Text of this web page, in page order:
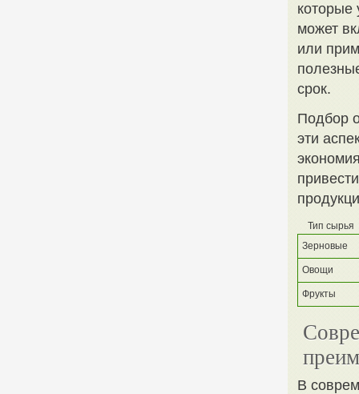
которые
может
или
срок.
Подбор
эти
Тип сырья
Зерновые
Овощи
Фрукты
В